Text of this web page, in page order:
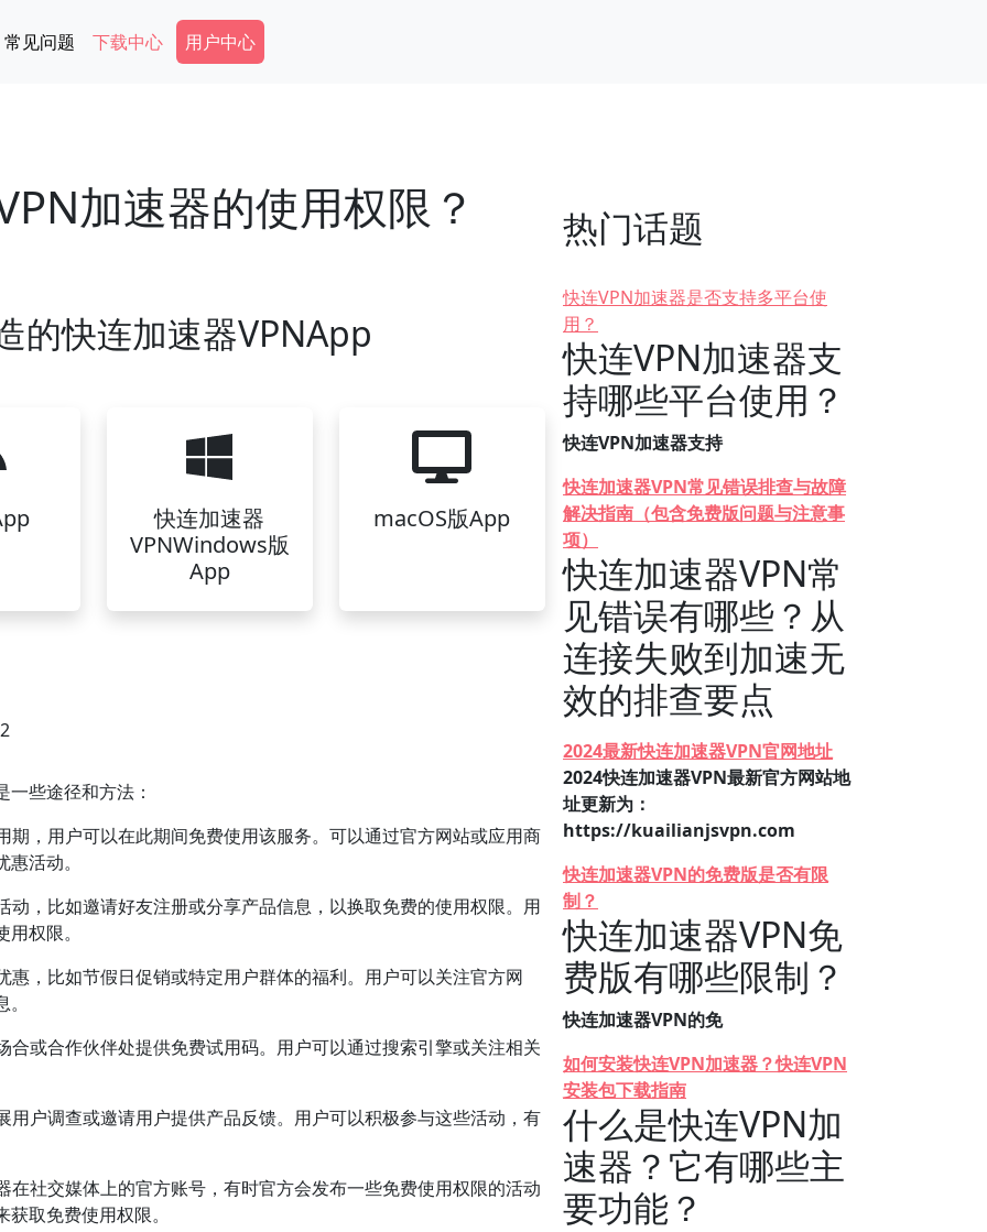
常见问题 下载中心 Secondary Menu
用户中心
加速器的使用权限？
的快连加速器VPNApp
快连加速器
VPNWindows版
App
macOS版App
些途径和方法：
期，用户可以在此期间免费使用该服务。可以通过官方网站或应用商
活动。
，比如邀请好友注册或分享产品信息，以换取免费的使用权限。用
权限。
，比如节假日促销或特定用户群体的福利。用户可以关注官方网
或合作伙伴处提供免费试用码。用户可以通过搜索引擎或关注相关
用户调查或邀请用户提供产品反馈。用户可以积极参与这些活动，有
社交媒体上的官方账号，有时官方会发布一些免费使用权限的活动
取免费使用权限。
热门话题
快连VPN加速器是否支持多平台使
用？
快连VPN加速器支
持哪些平台使用？
快连VPN加速器支持
快连加速器VPN常见错误排查与故障
解决指南（包含免费版问题与注意事
项）
快连加速器VPN常
见错误有哪些？从
连接失败到加速无
效的排查要点
2024最新快连加速器VPN官网地址
2024快连加速器VPN最新官方网站地
址更新为：
https://kuailianjsvpn.com
快连加速器VPN的免费版是否有限
制？
快连加速器VPN免
费版有哪些限制？
快连加速器VPN的免
如何安装快连VPN加速器？快连VPN
安装包下载指南
什么是快连VPN加
速器？它有哪些主
要功能？